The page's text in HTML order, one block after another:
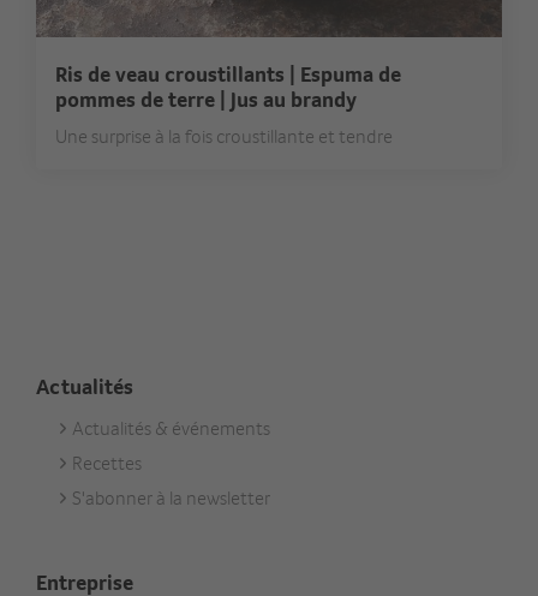
Ris de veau croustillants | Espuma de
pommes de terre | Jus au brandy
Une surprise à la fois croustillante et tendre
Actualités
Footer
Aktuell
Actualités & événements
Recettes
S'abonner à la newsletter
Entreprise